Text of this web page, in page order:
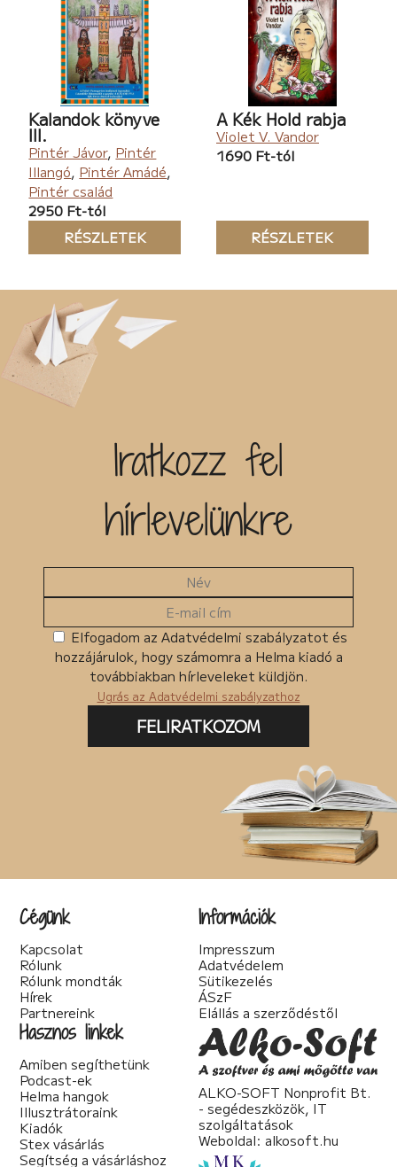
Kalandok könyve
III.
Pintér Jávor, Pintér
Illangó, Pintér Amádé,
Pintér család
2950 Ft-tól
RÉSZLETEK
A Kék Hold rabja
Violet V. Vandor
1690 Ft-tól
RÉSZLETEK
Iratkozz fel
hírlevelünkre
Elfogadom az Adatvédelmi szabályzatot és
hozzájárulok, hogy számomra a Helma kiadó a
továbbiakban hírleveleket küldjön.
Ugrás az Adatvédelmi szabályzathoz
FELIRATKOZOM
Cégünk
Kapcsolat
Rólunk
Rólunk mondták
Hírek
Partnereink
Információk
Impresszum
Adatvédelem
Sütikezelés
ÁSzF
Elállás a szerződéstől
Hasznos linkek
Amiben segíthetünk
Podcast-ek
Helma hangok
Illusztrátoraink
Kiadók
Stex vásárlás
Segítség a vásárláshoz
ALKO-SOFT Nonprofit Bt.
- segédeszközök, IT
szolgáltatások
Weboldal: alkosoft.hu